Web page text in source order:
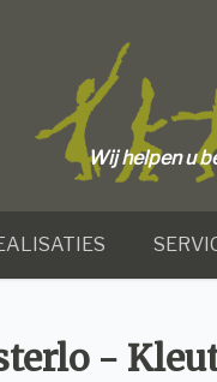
Wij helpen u
-